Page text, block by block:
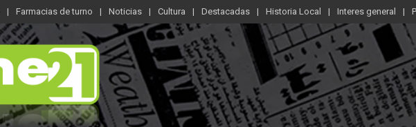
Farmacias de turno Noticias Cultura Destacadas Historia Local Interes general